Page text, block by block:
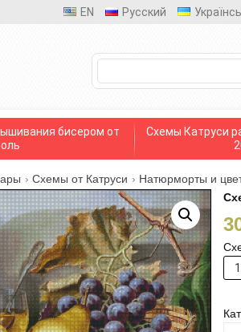
EN Русский
бисером от
Схемы Катруси
› Схемы от Катруси › Натюрморты и